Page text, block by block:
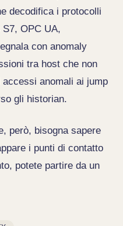
decodifica i protocolli
OPC UA,
con anomaly
tra host che non
anomali ai jump
gli historian.
però, bisogna sapere
i punti di contatto
potete partire da un